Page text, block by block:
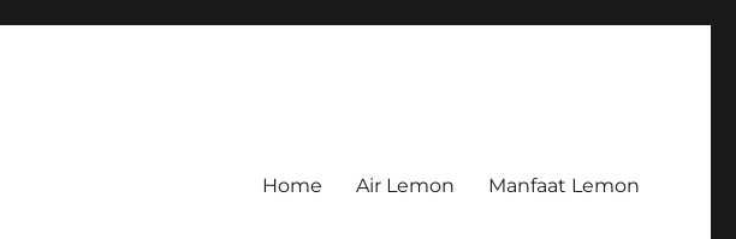
Home Air Lemon Manfaat Lemon